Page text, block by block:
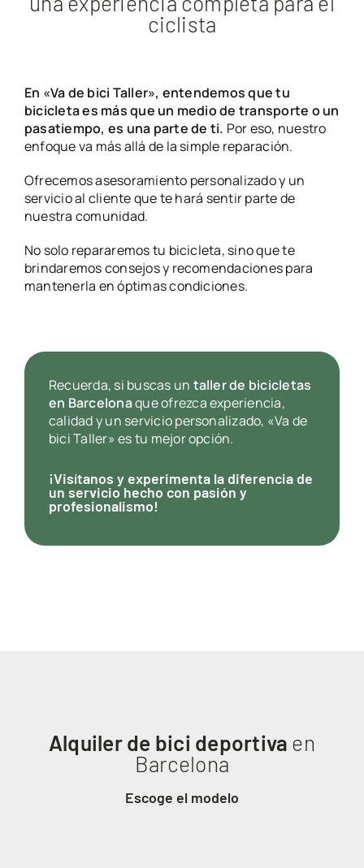
ciclista
En «Va de bici Taller», entendemos que tu
bicicleta es más que un medio de transporte o un
pasatiempo, es una parte de ti. Por eso, nuestro
enfoque va más allá de la simple reparación.
Ofrecemos asesoramiento personalizado y un
servicio al cliente que te hará sentir parte de
nuestra comunidad.
No solo repararemos tu bicicleta, sino que te
brindaremos consejos y recomendaciones para
mantenerla en óptimas condiciones.
Recuerda, si buscas un taller de bicicletas
en Barcelonaque ofrezca experiencia,
calidad y un servicio personalizado, «Va de
bici Taller» es tu mejor opción.
¡Visítanos y experimenta la diferencia de
un servicio hecho con pasión y
profesionalismo!
Alquiler de bici deportiva en
Barcelona
Escoge el modelo